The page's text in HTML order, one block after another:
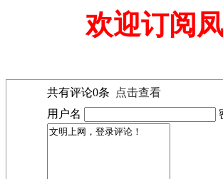
欢迎订阅
共有评论0条
点击查看
用户名